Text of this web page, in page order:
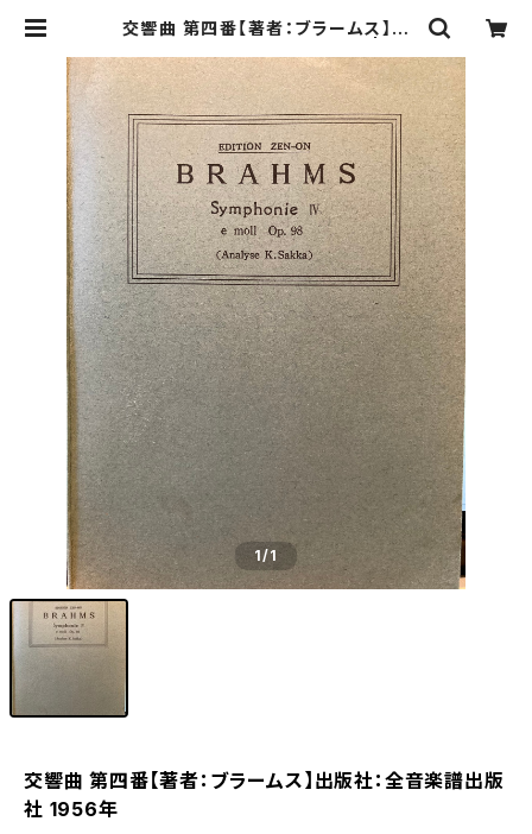
交響曲 第四番【著者：ブラームス】出
ds' Tale Collective
1/1
交響曲 第四番【著者：ブラームス】出版社：全音楽譜出版
社 1956年